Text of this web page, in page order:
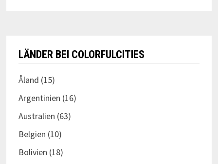
LÄNDER BEI COLORFULCITIES
Åland (15)
Argentinien (16)
Australien (63)
Belgien (10)
Bolivien (18)